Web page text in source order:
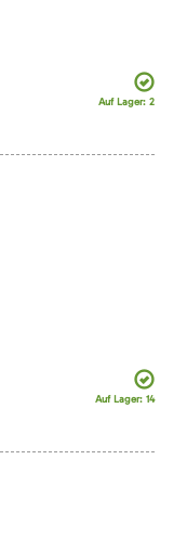
Auf Lager: 2
Auf Lager: 14